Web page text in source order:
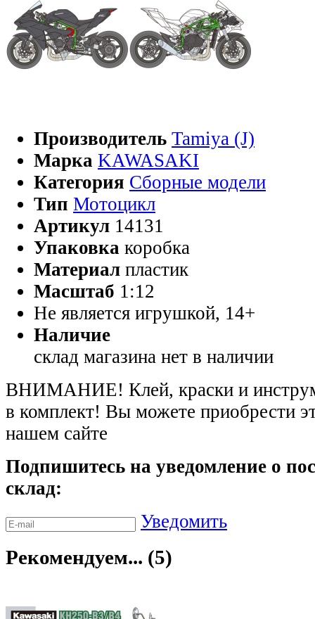
Производитель Tamiya (J)
Марка KAWASAKI
Категория Сборные модели
Тип Мотоцикл
Артикул 14131
Упаковка коробка
Материал пластик
Масштаб 1:12
Не является игрушкой, 14+
Наличие
склад магазина нет в наличии
ВНИМАНИЕ! Клей, краски и
в комплект! Вы можете приобрести
нашем сайте
Подпишитесь на уведомление о
склад:
Уведомить
Рекомендуем... (5)